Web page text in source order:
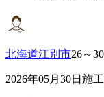
北海道江別市26～
2026年05月30日施